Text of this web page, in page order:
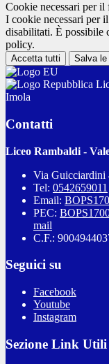
Cookie necessari per il
I cookie necessari per
disabilitati. È possibile
policy.
Accetta tutti Salva le
Imola
Contatti
Liceo Rambaldi -
Via Guicciardini
Tel: 0542659011
Email:
PEC:
mail
C.F.:
Seguici su
Facebook
Youtube
Instagram
Sezione Link Utili